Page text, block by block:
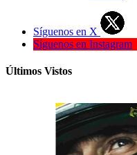
Síguenos en X
Síguenos en Instagram
Últimos Vistos